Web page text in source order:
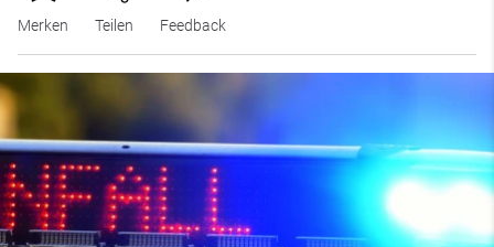
Merken Teilen Feedback